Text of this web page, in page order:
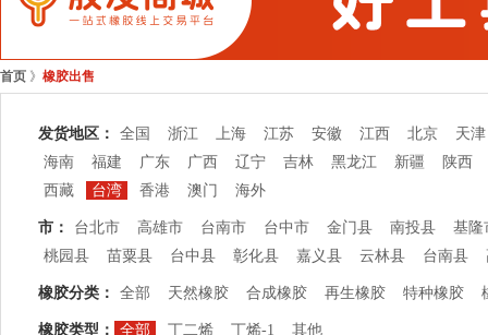
首页 》 橡胶出售
发货地区： 全国 浙江 上海 江苏 安徽 江西 北京
天津
海南
福建 广东 广西 辽宁 吉林 黑龙江 新疆
陕西
西藏
台湾 香港 澳门 海外
市： 台北市 高雄市 台南市 台中市 金门县 南投县
基隆
桃园县
苗粟县 台中县 彰化县 嘉义县 云林县 台南县
橡胶分类： 全部 天然橡胶 合成橡胶 再生橡胶 特种橡胶
橡胶类型： 全部 丁二烯 丁烯-1 其他